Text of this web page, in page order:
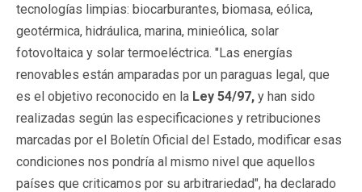
tecnologías limpias: biocarburantes, biomasa, eólica,
geotérmica, hidráulica, marina, minieólica, solar
fotovoltaica y solar termoeléctrica. "Las energías
renovables están amparadas por un paraguas legal, que
es el objetivo reconocido en la Ley 54/97, y han sido
realizadas según las especificaciones y retribuciones
marcadas por el Boletín Oficial del Estado, modificar esas
condiciones nos pondría al mismo nivel que aquellos
países que criticamos por su arbitrariedad", ha declarado